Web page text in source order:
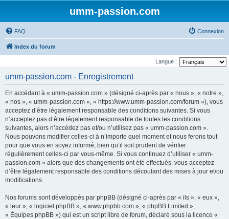
umm-passion.com
FAQ Connexion
Index du forum
Langue :
umm-passion.com - Enregistrement
En accédant à « umm-passion.com » (désigné ci-après par « nous », « notre »,
« nos », « umm-passion.com », « https://www.umm-passion.com/forum »), vous
acceptez d’être légalement responsable des conditions suivantes. Si vous
n’acceptez pas d’être légalement responsable de toutes les conditions
suivantes, alors n’accédez pas et/ou n’utilisez pas « umm-passion.com ».
Nous pouvons modifier celles-ci à n’importe quel moment et nous ferons tout
pour que vous en soyez informé, bien qu’il soit prudent de vérifier
régulièrement celles-ci par vous-même. Si vous continuez d’utiliser « umm-
passion.com » alors que des changements ont été effectués, vous acceptez
d’être légalement responsable des conditions découlant des mises à jour et/ou
modifications.
Nos forums sont développés par phpBB (désigné ci-après par « ils », « eux »,
« leur », « logiciel phpBB », « www.phpbb.com », « phpBB Limited »,
« Équipes phpBB ») qui est un script libre de forum, déclaré sous la licence «